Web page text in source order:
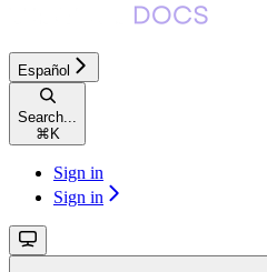
Español
Search...
⌘ K
Sign in
Sign in